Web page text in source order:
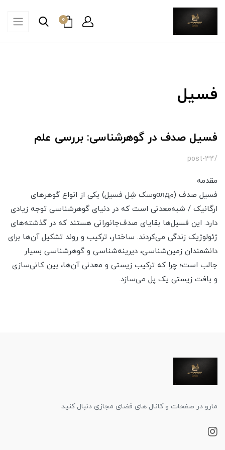
0
فسیل
فسیل صدف در گوهرشناسی: بررسی علم
/post-34
مقدمه
فسیل صدف (مолдوسک شِل فسیل) یکی از انواع گوهرهای
ارگانیک / شبه‌معدنی است که در دنیای گوهرشناسی توجه زیادی
دارد. این فسیل‌ها بقایای صدف‌جانورانی هستند که در گذشته‌های
ژئولوژیک زندگی می‌کردند. ساختار، ترکیب و روند تشکیل آن‌ها برای
دانشمندان زمین‌شناسی، دیرینه‌شناسی و گوهرشناسی بسیار
جالب است؛ چرا که ترکیب زیستی و معدنی آن‌ها، بین کانی‌سازی
و بافت زیستی یک پل می‌سازد.
مارو در صفحات و کانال های فضای مجازی دنبال کنید